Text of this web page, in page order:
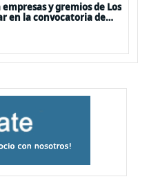
y gremios de Los
en la convocatoria de